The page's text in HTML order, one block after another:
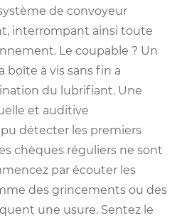
de convoyeur
interrompant ainsi toute
Le coupable ? Un
boîte à vis sans fin a
du lubrifiant. Une
et auditive
détecter les premiers
chèques réguliers ne sont
par écouter les
des grincements ou des
une usure. Sentez le